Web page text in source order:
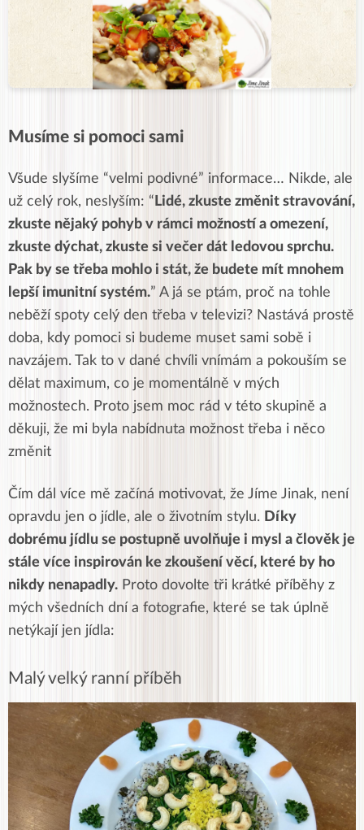
Musíme si pomoci sami
Všude slyšíme “velmi podivné” informace… Nikde, ale
už celý rok, neslyším: “ Lidé, zkuste změnit stravování,
zkuste nějaký pohyb v rámci možností a omezení,
zkuste dýchat, zkuste si večer dát ledovou sprchu.
Pak by se třeba mohlo i stát, že budete mít mnohem
lepší imunitní systém.” A já se ptám, proč na tohle
neběží spoty celý den třeba v televizi? Nastává prostě
doba, kdy pomoci si budeme muset sami sobě i
navzájem. Tak to v dané chvíli vnímám a pokouším se
dělat maximum, co je momentálně v mých
možnostech. Proto jsem moc rád v této skupině a
děkuji, že mi byla nabídnuta možnost třeba i něco
změnit
Čím dál více mě začíná motivovat, že Jíme Jinak, není
opravdu jen o jídle, ale o životním stylu. Díky
dobrému jídlu se postupně uvolňuje i mysl a člověk je
stále více inspirován ke zkoušení věcí, které by ho
nikdy nenapadly. Proto dovolte tři krátké příběhy z
mých všedních dní a fotografie, které se tak úplně
netýkají jen jídla:
Malý velký ranní příběh